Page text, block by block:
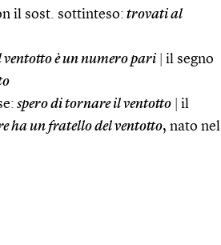
il sost. sottinteso: trovati al
ventotto è un numero pari
il segno
spero di tornare il ventotto
il
ha un fratello del ventotto, nato nel